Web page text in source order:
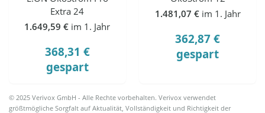
Extra 24
1.649,59 € im 1. Jahr
368,31 €
gespart
1.481,07 € im 1. Jahr
362,87 €
gespart
© 2025 Verivox GmbH - Alle Rechte vorbehalten. Verivox verwendet
größtmögliche Sorgfalt auf Aktualität, Vollständigkeit und Richtigkeit der